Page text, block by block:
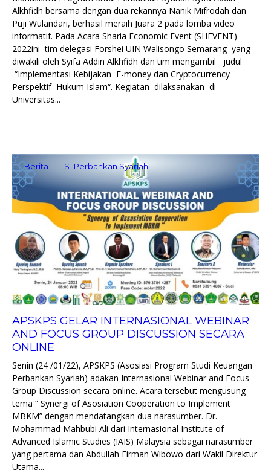
Alkhfidh bersama dengan dua rekannya Nanik Mifrodah dan
Puji Wulandari, berhasil meraih Juara 2 pada lomba video
informatif. Pada Acara Sharia Economic Event (SHEVENT)
2022ini tim delegasi Forshei UIN Walisongo Semarang yang
diwakili oleh Syifa Addin Alkhfidh dan tim mengambil judul
“Implementasi Kebijakan E-money dan Cryptocurrency
Perspektif Hukum Islam“. Kegiatan dilaksanakan di
Universitas...
Berita S1 Perbankan Syariah
APSKPS GELAR INTERNASIONAL WEBINAR
AND FOCUS GROUP DISCUSSION SECARA
ONLINE
Senin (24 /01/22), APSKPS (Asosiasi Program Studi Keuangan
Perbankan Syariah) adakan Internasional Webinar and Focus
Group Discussion secara online. Acara tersebut mengusung
tema “ Synergi of Asosiation Cooperation to Implement
MBKM” dengan mendatangkan dua narasumber. Dr.
Mohammad Mahbubi Ali dari Internasional Institute of
Advanced Islamic Studies (IAIS) Malaysia sebagai narasumber
yang pertama dan Abdullah Firman Wibowo dari Wakil Direktur
Utama...